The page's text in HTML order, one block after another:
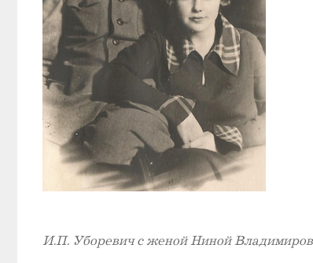
И.П. Уборевич с женой Ниной